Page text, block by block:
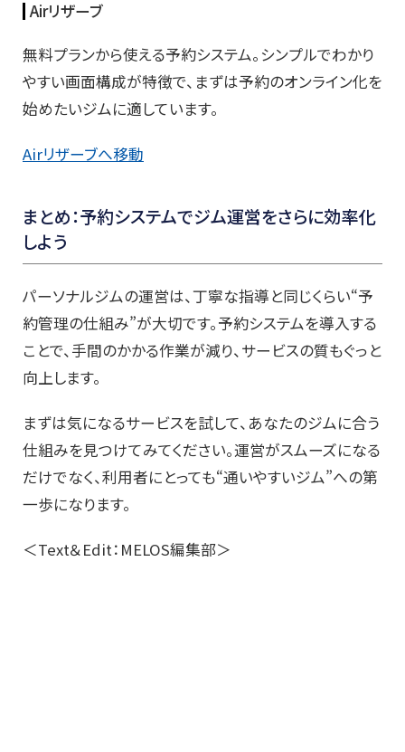
Airリザーブ
無料プランから使える予約システム。シンプルでわかり
やすい画面構成が特徴で、まずは予約のオンライン化を
始めたいジムに適しています。
Airリザーブへ移動
まとめ：予約システムでジム運営をさらに効率化
しよう
パーソナルジムの運営は、丁寧な指導と同じくらい“予
約管理の仕組み”が大切です。予約システムを導入する
ことで、手間のかかる作業が減り、サービスの質もぐっと
向上します。
まずは気になるサービスを試して、あなたのジムに合う
仕組みを見つけてみてください。運営がスムーズになる
だけでなく、利用者にとっても“通いやすいジム”への第
一歩になります。
＜Text＆Edit：MELOS編集部＞